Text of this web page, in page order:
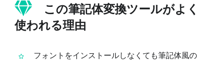
この筆記体変換ツールがよく
使われる理由
フォントをインストールしなくても筆記体風の